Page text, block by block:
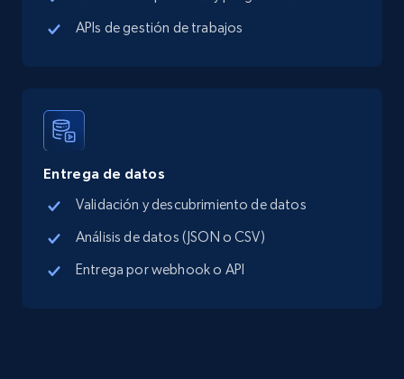
Place id, URL, Country, Name, Category,
Address, Description, Business details, and
13.3K+
Google Maps full information - Discover
Place id, URL, Country, Name, Category,
Address, Description, Business details, and
APIs de gestión de trabajos
Entrega de datos
Validación y descubrimiento de datos
Análisis de datos (JSON o CSV)
Entrega por webhook o API